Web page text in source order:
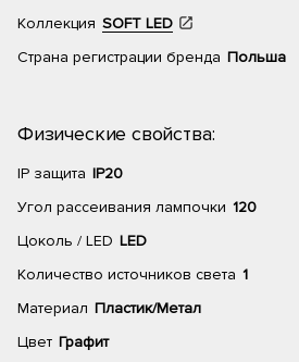
Коллекция SOFT LED
Страна регистрации бренда Польша
Физические свойства:
IP защита IP20
Угол рассеивания лампочки 120
Цоколь / LED LED
Количество источников света 1
Материал Пластик/Метал
Цвет Графит